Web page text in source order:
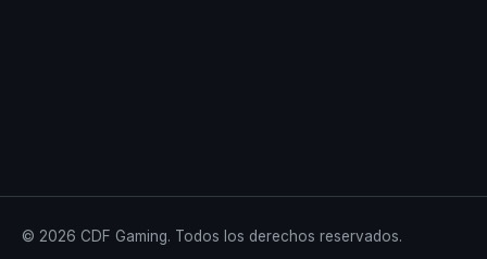
© 2026 CDF Gaming. Todos los derechos reservados.